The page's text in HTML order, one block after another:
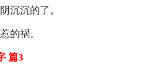
沉沉的了。
的祸。
篇3